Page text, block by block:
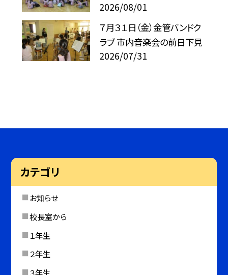
2026/08/01
７月３１日（金）金管バンドク
ラブ 市内音楽会の前日下見
2026/07/31
カテゴリ
お知らせ
校長室から
１年生
２年生
３年生